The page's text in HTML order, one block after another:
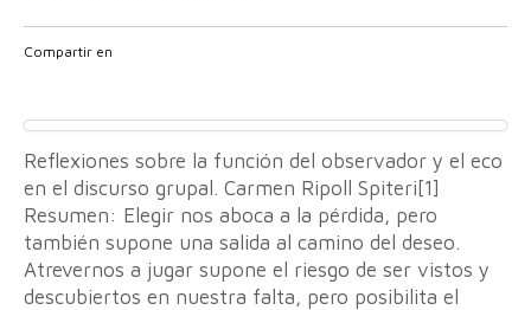
Compartir en
Reflexiones sobre la función del observador y el eco
en el discurso grupal. Carmen Ripoll Spiteri[1]
Resumen: Elegir nos aboca a la pérdida, pero
también supone una salida al camino del deseo.
Atrevernos a jugar supone el riesgo de ser vistos y
descubiertos en nuestra falta, pero posibilita el